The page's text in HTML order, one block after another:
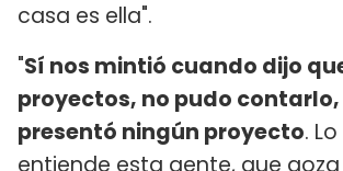
casa es ella".
"Sí nos mintió cuando dijo
proyectos, no pudo contarlo,
presentó ningún proyecto.